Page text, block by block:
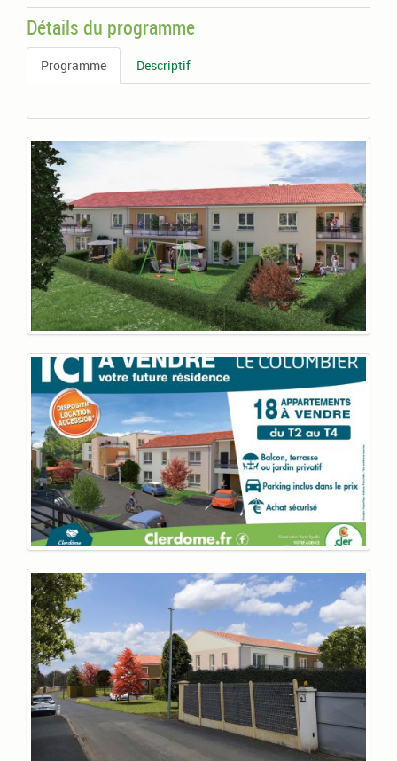
Détails du programme
Programme Descriptif